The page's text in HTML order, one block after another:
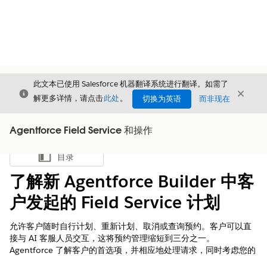
关闭
此文本已使用 Salesforce 机器翻译系统进行翻译。如需了
解更多详情，请点击此处。 切换为英语 而非现在 关闭
Agentforce Field Service 和操作
显示目录
目录
了解新 Agentforce Builder 中客
户发起的 Field Service 计划
允许客户随时自行计划、重新计划、取消或查询预约。客户可以直
接与 AI 客服人员交互，这将预约管理缩短到三分之一。
Agentforce 了解客户的首选项，并相应地处理请求，同时考虑您的